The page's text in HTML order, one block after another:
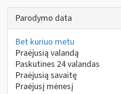
Parodymo data
Bet kuriuo metu
Praėjusią valandą
Paskutines 24 valandas
Praėjusią savaitę
Praėjusį mėnesį